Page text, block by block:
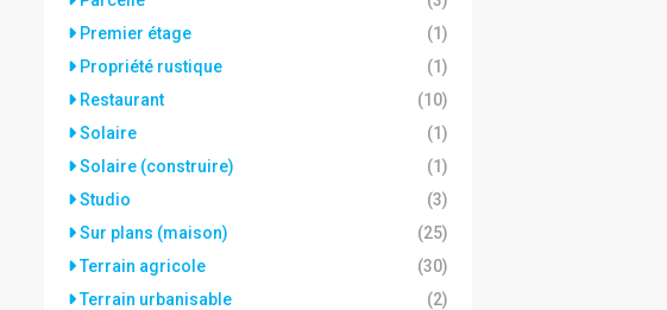
Premier étage
(1)
Propriété rustique
(1)
Restaurant
(10)
Solaire
(1)
Solaire (construire)
(1)
Studio
(3)
Sur plans (maison)
(25)
Terrain agricole
(30)
Terrain urbanisable
(2)